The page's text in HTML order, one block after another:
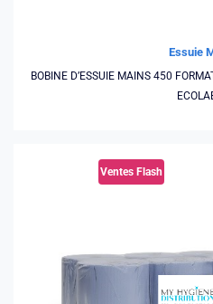
Essuie
BOBINE D’ESSUIE MAINS 450
Ventes Flash